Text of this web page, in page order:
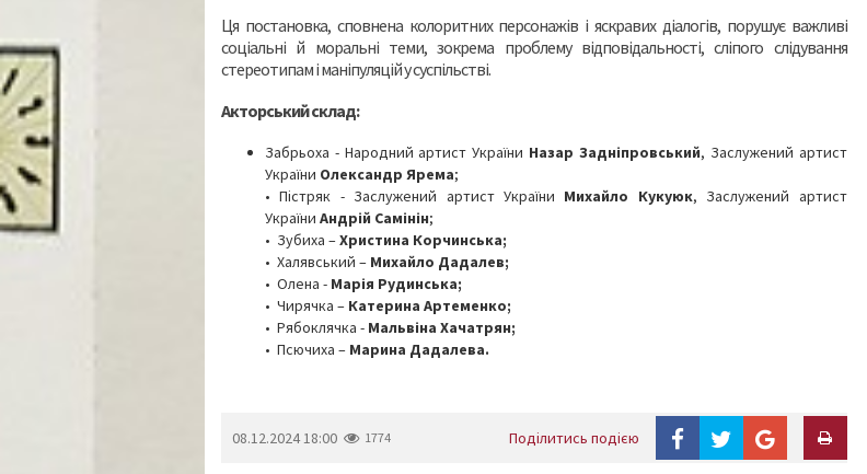
Ця постановка, сповнена колоритних персонажів і яскравих діалогів, порушує важливі
соціальні й моральні теми, зокрема проблему відповідальності, сліпого слідування
стереотипам і маніпуляцій у суспільстві.
Акторський склад:
Забрьоха - Народний артист України Назар Задніпровський, Заслужений артист
України Олександр Ярема;
• Пістряк - Заслужений артист України Михайло Кукуюк, Заслужений артист
України Андрій Самінін;
• Зубиха –Христина Корчинська;
• Халявський – Михайло Дадалев;
• Олена - Марія Рудинська;
• Чирячка – Катерина Артеменко;
• Рябоклячка - Мальвіна Хачатрян;
• Псючиха – Марина Дадалева.
08.12.2024 18:00 1774 Поділитись подією